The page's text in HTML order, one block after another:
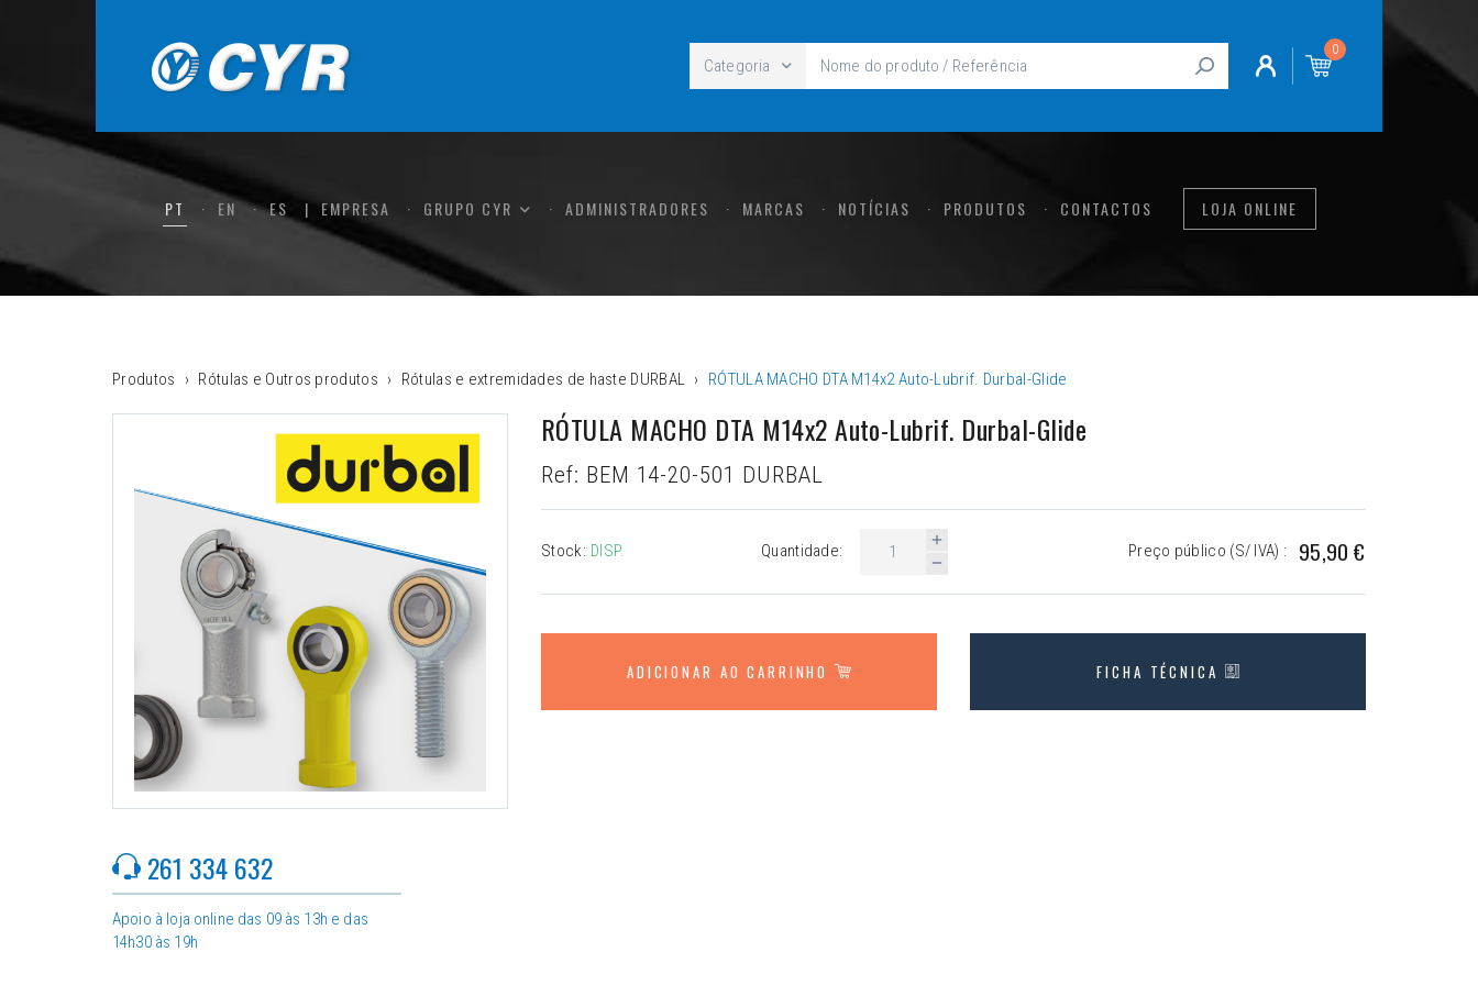
Categoria
0
PT EN ES EMPRESA GRUPO CYR ADMINISTRADORES MARCAS NOTÍCIAS PRODUTOS CONTACTOS LOJA ONLINE
Produtos Rótulas e Outros produtos Rótulas e extremidades de haste DURBAL RÓTULA MACHO DTA M14x2 Auto-Lubrif. Durbal-Glide
RÓTULA MACHO DTA M14x2 Auto-Lubrif. Durbal-Glide
Ref: BEM 14-20-501 DURBAL
261 334 632
Apoio à loja online das 09 às 13h e das
14h30 às 19h
Stock: DISP. Quantidade: Preço público (S/ IVA) : 95,90 €
ADICIONAR AO CARRINHO FICHA TÉCNICA